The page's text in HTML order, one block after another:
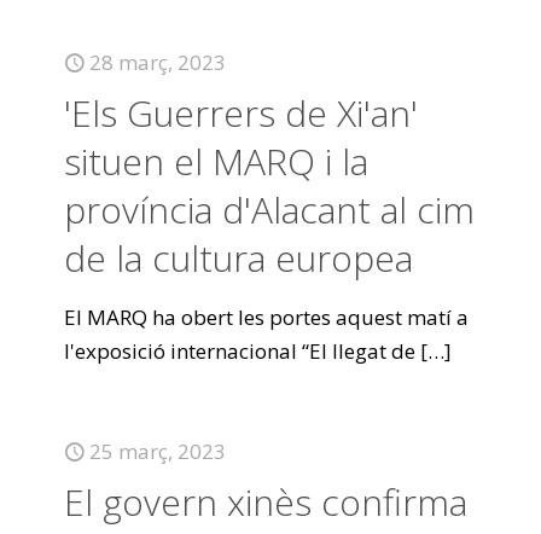
28 març, 2023
'Els Guerrers de Xi'an'
situen el MARQ i la
província d'Alacant al cim
de la cultura europea
El MARQ ha obert les portes aquest matí a
l'exposició internacional “El llegat de […]
25 març, 2023
El govern xinès confirma